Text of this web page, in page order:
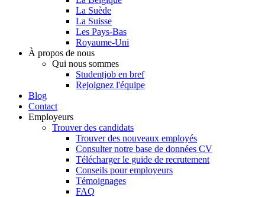
La Suède
La Suisse
Les Pays-Bas
Royaume-Uni
À propos de nous
Qui nous sommes
Studentjob en bref
Rejoignez l'équipe
Blog
Contact
Employeurs
Trouver des candidats
Trouver des nouveaux employés
Consulter notre base de données CV
Télécharger le guide de recrutement
Conseils pour employeurs
Témoignages
FAQ